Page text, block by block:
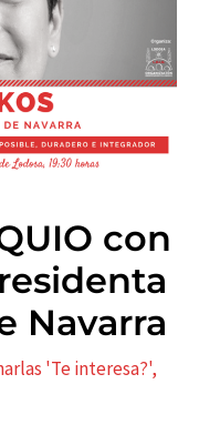
con
Navarra
'Te interesa?',